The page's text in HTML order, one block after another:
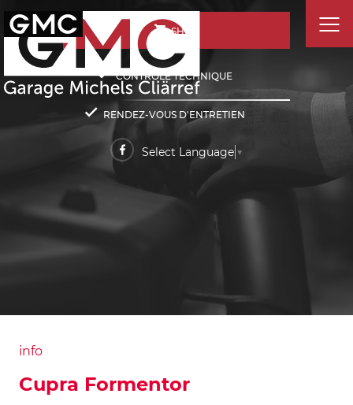
SHOP
CONTRÔLE TECHNIQUE
RENDEZ-VOUS D'ENTRETIEN
Select Language ▼
info
Cupra Formentor